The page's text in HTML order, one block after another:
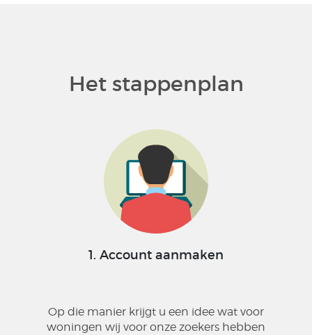
Het stappenplan
1. Account aanmaken
Op die manier krijgt u een idee wat voor
woningen wij voor onze zoekers hebben